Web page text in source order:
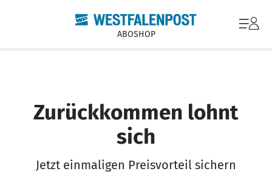
ABOSHOP
Zurückkommen lohnt
sich
Jetzt einmaligen Preisvorteil sichern